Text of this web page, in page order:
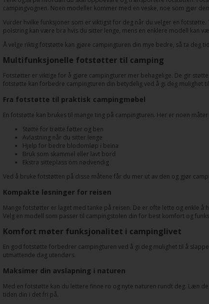
campingvognen. Noen modeller kommer med en veske, noe som gjør
Vurder hvilke funksjoner som er viktigst for deg når du velger en
polstring kan være bra hvis du sitter lenge, mens en enklere modell kan
Å velge riktig fotstøtte kan gjøre campingturen din mye bedre, så ta deg
Multifunksjonelle fotstøtter til camping
Fotstøtter er viktige for å gjøre campingturer mer behagelige. De gir
fotstøtte kan forbedre campingturen din betydelig ved å gi deg mulighet
Fra fotstøtte til praktisk campingmøbel
En fotstøtte kan brukes til mange ting på campingturen. Her er noen
Støtte for trøtte føtter og ben
Avlastning når du sitter lenge
Hjelp for bedre blodomløp i beina
Bruk som skammel eller lavt bord
Ekstra sitteplass om nødvendig
Ved å bruke fotstøtten på disse måtene får du mer ut av den og gjør
Kompakte løsninger for reisen
Mange fotstøtter er laget med tanke på reisen. De er ofte lette og enkle
Velg en modell som passer til campingstolen din for best komfort og
Komfort møter funksjonalitet i campinglivet
En god fotstøtte forbedrer campingturen ved å gi deg mulighet til å
utmattende dag utendørs.
Maksimer din avslapning i naturen
Med en fotstøtte kan du lettere finne ro og nyte naturen rundt deg. Læn
tiden din i det fri på.